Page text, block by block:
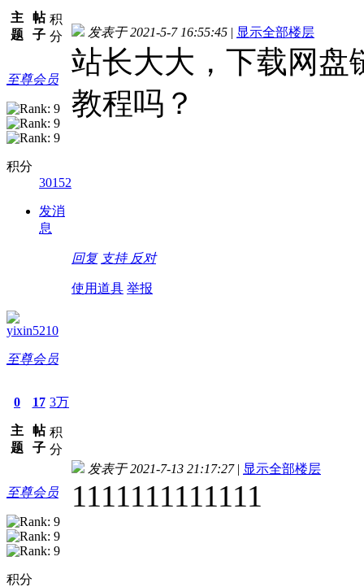
主
题
帖
子
积
分
至尊会员
积分
30152
发消
息
发表于 2021-5-7 16:55:45 | 显示全部楼层
站长大大，下载网盘
教程吗？
回复 支持 反对
使用道具 举报
yixin5210
至尊会员
0
主
题
17
帖
子
3万
积
分
至尊会员
积分
发表于 2021-7-13 21:17:27 | 显示全部楼层
1111111111111